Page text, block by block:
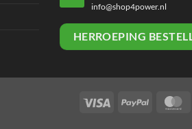
productpagina
info@shop4power.nl
HERROEPING
Visa PayPal